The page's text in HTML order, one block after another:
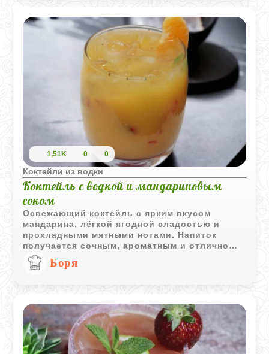
1,51K 0 0
Коктейли из водки
Коктейль с водкой и мандариновым
соком
Освежающий коктейль с ярким вкусом
мандарина, лёгкой ягодной сладостью и
прохладными мятными нотами. Напиток
получается сочным, ароматным и отлично
подходит для тёплого вечера или
праздничной подачи.
Боря